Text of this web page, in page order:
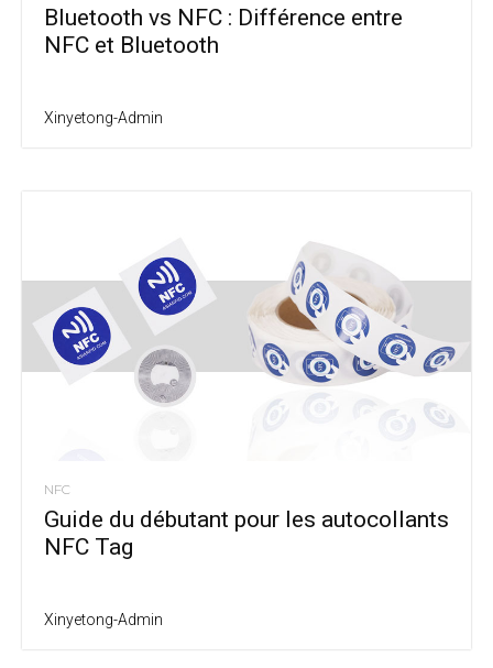
Bluetooth vs NFC : Différence entre
NFC et Bluetooth
Xinyetong-Admin
NFC
Guide du débutant pour les autocollants
NFC Tag
Xinyetong-Admin